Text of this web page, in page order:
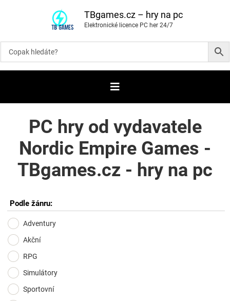
o
i
t
b
TBgames.cz – hry na pc
Elektronické licence PC her 24/7
PC hry od vydavatele
Nordic Empire Games -
TBgames.cz - hry na pc
Podle žánru:
Adventury
Akční
RPG
Simulátory
Sportovní